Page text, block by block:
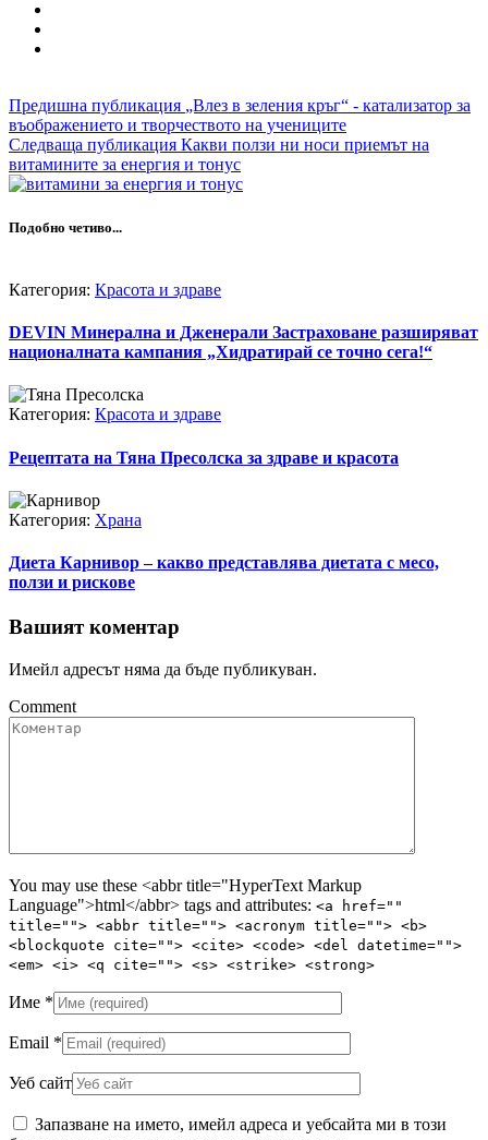
Предишна публикация „Влез в зеления кръг“ - катализатор за
въображението и творчеството на учениците
Следваща публикация Какви ползи ни носи приемът на
витамините за енергия и тонус
Подобно четиво...
Категория: Красота и здраве
DEVIN Минерална и Дженерали Застраховане разширяват
националната кампания „Хидратирай се точно сега!“
Категория: Красота и здраве
Рецептата на Тяна Пресолска за здраве и красота
Категория: Храна
Диета Карнивор – какво представлява диетата с месо,
ползи и рискове
Вашият коментар
Имейл адресът няма да бъде публикуван.
Comment
You may use these <abbr title="HyperText Markup
Language">html</abbr> tags and attributes: <a href=""
title=""> <abbr title=""> <acronym title=""> <b>
<blockquote cite=""> <cite> <code> <del datetime="">
<em> <i> <q cite=""> <s> <strike> <strong>
Име *
Email *
Уеб сайт
Запазване на името, имейл адреса и уебсайта ми в този